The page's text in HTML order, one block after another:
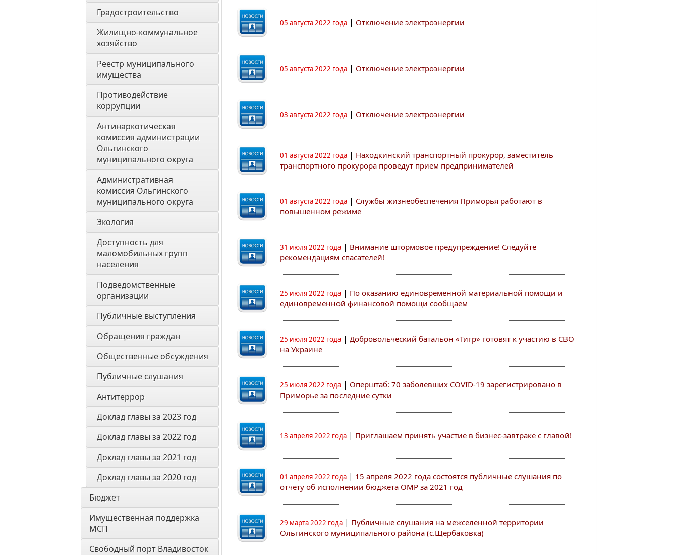
Градостроительство
Жилищно-коммунальное
хозяйство
Реестр муниципального
имущества
Противодействие
коррупции
Антинаркотическая
комиссия администрации
Ольгинского
муниципального округа
Административная
комиссия Ольгинского
муниципального округа
Экология
Доступность для
маломобильных групп
населения
Подведомственные
организации
Публичные выступления
Обращения граждан
Общественные обсуждения
Публичные слушания
Антитеррор
Доклад главы за 2023 год
Доклад главы за 2022 год
Доклад главы за 2021 год
Доклад главы за 2020 год
Бюджет
Имущественная поддержка
МСП
Свободный порт Владивосток
05 августа 2022 года | Отключение электроэнергии
05 августа 2022 года | Отключение электроэнергии
03 августа 2022 года | Отключение электроэнергии
01 августа 2022 года | Находкинский транспортный прокурор, заместитель
транспортного прокурора проведут прием предпринимателей
01 августа 2022 года | Службы жизнеобеспечения Приморья работают в
повышенном режиме
31 июля 2022 года | Внимание штормовое предупреждение! Следуйте
рекомендациям спасателей!
25 июля 2022 года | По оказанию единовременной материальной помощи и
единовременной финансовой помощи сообщаем
25 июля 2022 года | Добровольческий батальон «Тигр» готовят к участию в СВО
на Украине
25 июля 2022 года | Оперштаб: 70 заболевших COVID-19 зарегистрировано в
Приморье за последние сутки
13 апреля 2022 года | Приглашаем принять участие в бизнес-завтраке с главой!
01 апреля 2022 года | 15 апреля 2022 года состоятся публичные слушания по
отчету об исполнении бюджета ОМР за 2021 год
29 марта 2022 года | Публичные слушания на межселенной территории
Ольгинского муниципального района (с.Щербаковка)